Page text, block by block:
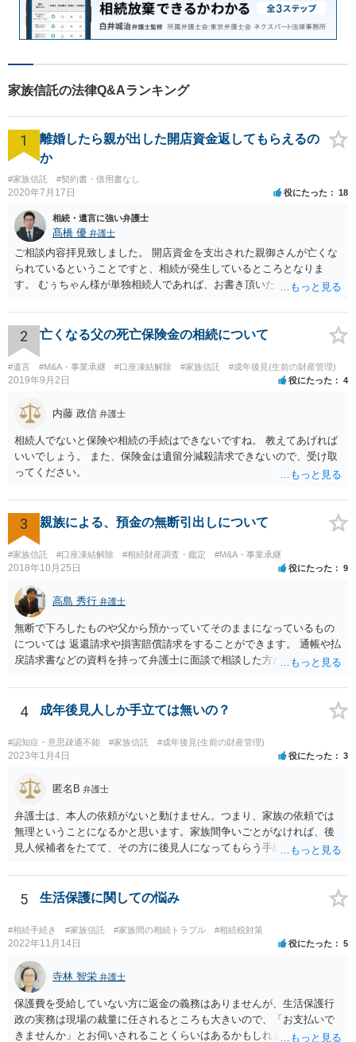
家族信託の法律Q&Aランキング
1
離婚したら親が出した開店資金返してもらえるの
か
#家族信託 #契約書・借用書なし
2020年7月17日 役にたった 18
相続・遺言に強い弁護士
髙橋 優 弁護士
ご相談内容拝見致しました。 開店資金を支出された親御さんが亡くな
られているということですと、相続が発生しているところとなりま
す。 むぅちゃん様が単独相続人であれば、お書き頂いたような方法で
相続人おられるということであれば、他の相続人との協議が必要とな
るところです。 また、当該点とは別にご主人から貸付ではなく贈与で
あると主張される可能性がございます。 その場合には、貸付であるこ
とを伺わせる事情をどれだけ積み重ねることが出来るか、というとこ
ろとなります。 返済の事実や、返済を約束するメール等です。 金額の
おく方が宜しいかと思います。 緊急という訳ではないかと思います
目に弁護士を入れられることを御検討頂くと良いかと思います。
2 亡くなる父の死亡保険金の相続について
#遺言 #M&A・事業承継 #口座凍結解除 #家族信託 #成年後見(生前の財産管理)
2019年9月2日 役にたった 4
内藤 政信 弁護士
相続人でないと保険や相続の手続はできないですね。 教えてあげれば
いいでしょう。 また、保険金は遺留分減殺請求できないので、受け取
ってください。
3 親族による、預金の無断引出しについて
#家族信託 #口座凍結解除 #相続財産調査・鑑定 #M&A・事業承継
2018年10月25日 役にたった 9
高島 秀行 弁護士
無断で下ろしたものや父から預かっていてそのままになっているもの
については 返還請求や損害賠償請求をすることができます。 通帳や払
戻請求書などの資料を持って弁護士に面談で相談した方がよいと思い
4 成年後見人しか手立ては無いの？
#認知症・意思疎通不能 #家族信託 #成年後見(生前の財産管理)
2023年1月4日 役にたった 3
匿名B 弁護士
弁護士は、本人の依頼がないと動けません。つまり、家族の依頼では
無理ということになるかと思います。家族間争いごとがなければ、後
見人候補者をたてて、その方に後見人になってもらう手続をすすめた
5 生活保護に関しての悩み
#相続手続き #家族信託 #家族間の相続トラブル #相続税対策
2022年11月14日 役にたった 5
寺林 智栄 弁護士
保護費を受給していない方に返金の義務はありませんが、生活保護行
政の実務は現場の裁量に任されるところも大きいので、「お支払いで
きませんか」とお伺いされることくらいはあるかもしれません。 通報